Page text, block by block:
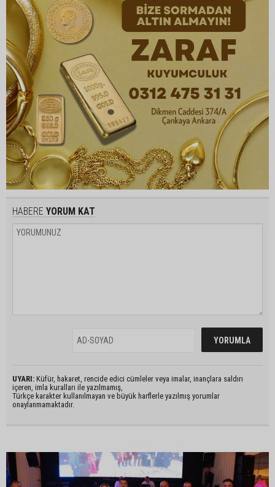
HABERE YORUM KAT
UYARI: Küfür, hakaret, rencide edici cümleler veya imalar, inançlara saldırı
içeren, imla kuralları ile yazılmamış,
Türkçe karakter kullanılmayan ve büyük harflerle yazılmış yorumlar
onaylanmamaktadır.